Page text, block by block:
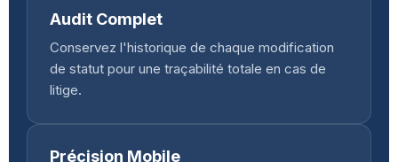
Audit Complet
Conservez l'historique de chaque modification
de statut pour une traçabilité totale en cas de
litige.
Précision Mobile